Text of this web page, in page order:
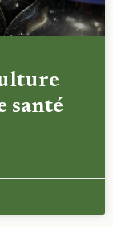
santé